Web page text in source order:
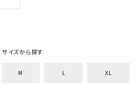
サイズから探す
M L XL